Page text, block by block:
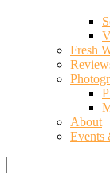
Fresh
About
Events